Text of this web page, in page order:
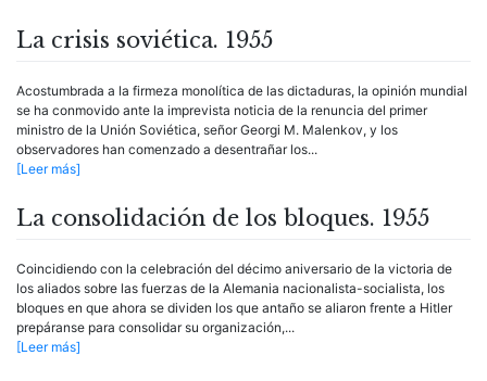
La crisis soviética. 1955
Acostumbrada a la firmeza monolítica de las dictaduras, la opinión mundial
se ha conmovido ante la imprevista noticia de la renuncia del primer
ministro de la Unión Soviética, señor Georgi M. Malenkov, y los
observadores han comenzado a desentrañar los...
[Leer más]
La consolidación de los bloques. 1955
Coincidiendo con la celebración del décimo aniversario de la victoria de
los aliados sobre las fuerzas de la Alemania nacionalista-socialista, los
bloques en que ahora se dividen los que antaño se aliaron frente a Hitler
prepáranse para consolidar su organización,...
[Leer más]